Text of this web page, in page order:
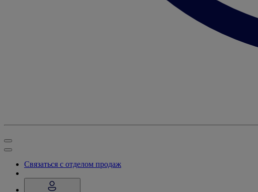
Связаться с отделом продаж